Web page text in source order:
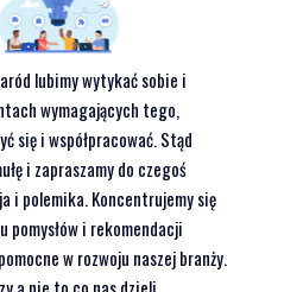
lubimy wytykać sobie i
wymagających tego,
się i współpracować. Stąd
i zapraszamy do czegoś
i polemika. Koncentrujemy się
i rekomendacji
w rozwoju naszej branży.